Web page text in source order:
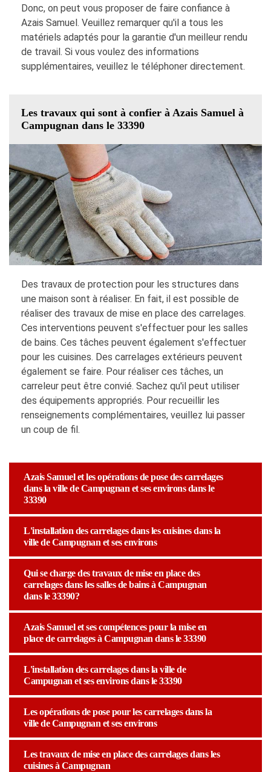
Donc, on peut vous proposer de faire confiance à
Azais Samuel. Veuillez remarquer qu'il a tous les
matériels adaptés pour la garantie d'un meilleur rendu
de travail. Si vous voulez des informations
supplémentaires, veuillez le téléphoner directement.
Les travaux qui sont à confier à Azais Samuel à
Campugnan dans le 33390
Des travaux de protection pour les structures dans
une maison sont à réaliser. En fait, il est possible de
réaliser des travaux de mise en place des carrelages.
Ces interventions peuvent s'effectuer pour les salles
de bains. Ces tâches peuvent également s'effectuer
pour les cuisines. Des carrelages extérieurs peuvent
également se faire. Pour réaliser ces tâches, un
carreleur peut être convié. Sachez qu'il peut utiliser
des équipements appropriés. Pour recueillir les
renseignements complémentaires, veuillez lui passer
un coup de fil.
Azais Samuel et les opérations de pose des carrelages
dans la ville de Campugnan et ses environs dans le
33390
L'installation des carrelages dans les cuisines dans la
ville de Campugnan et ses environs
Qui se charge des travaux de mise en place des
carrelages dans les salles de bains à Campugnan
dans le 33390?
Azais Samuel et ses compétences pour la mise en
place de carrelages à Campugnan dans le 33390
L'installation des carrelages dans la ville de
Campugnan et ses environs dans le 33390
Les opérations de pose pour les carrelages dans la
ville de Campugnan et ses environs
Les travaux de mise en place des carrelages dans les
cuisines à Campugnan